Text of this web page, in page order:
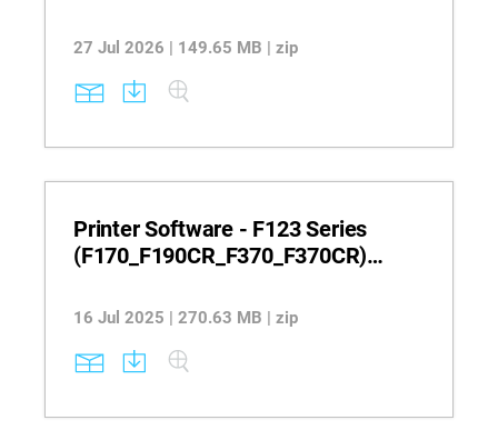
27 Jul 2026 | 149.65 MB | zip
Printer Software - F123 Series
(F170_F190CR_F370_F370CR)
16 Jul 2025 | 270.63 MB | zip